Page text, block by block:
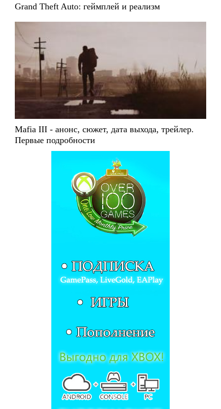
Grand Theft Auto: геймплей и реализм
Mafia III - анонс, сюжет, дата выхода, трейлер.
Первые подробности